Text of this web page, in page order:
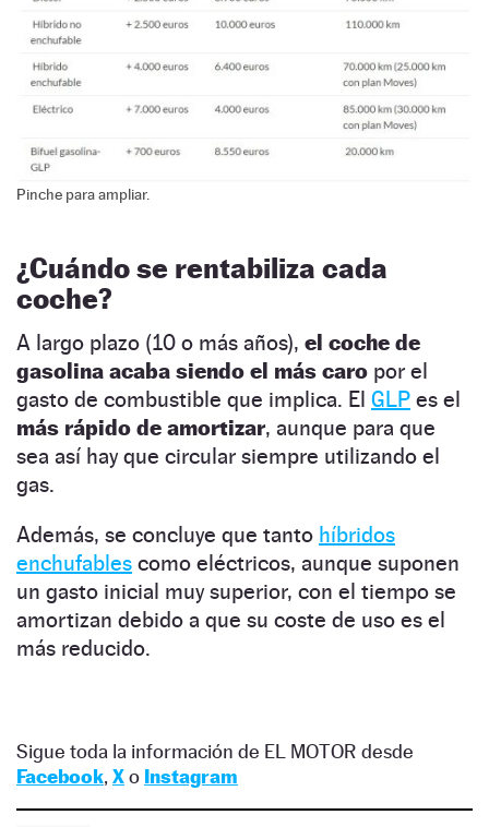
Pinche para ampliar.
¿Cuándo se rentabiliza cada
coche?
A largo plazo (10 o más años), el coche de
gasolina acaba siendo el más caro por el
gasto de combustible que implica. El GLP es el
más rápido de amortizar, aunque para que
sea así hay que circular siempre utilizando el
gas.
Además, se concluye que tanto híbridos
enchufables como eléctricos, aunque suponen
un gasto inicial muy superior, con el tiempo se
amortizan debido a que su coste de uso es el
más reducido.
Sigue toda la información de EL MOTOR desde
Facebook, Xo Instagram